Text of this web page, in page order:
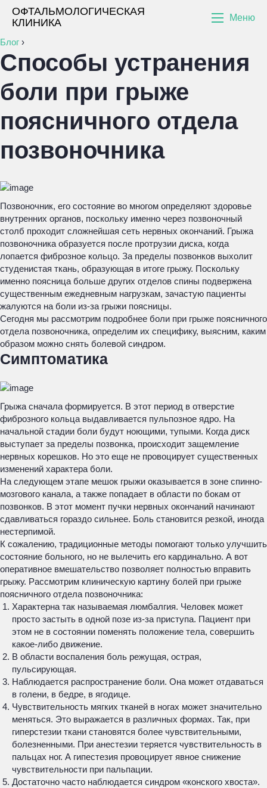
ОФТАЛЬМОЛОГИЧЕСКАЯ
КЛИНИКА
Меню
Блог ›
Способы устранения
боли при грыже
поясничного отдела
позвоночника
Позвоночник, его состояние во многом определяют здоровье
внутренних органов, поскольку именно через позвоночный
столб проходит сложнейшая сеть нервных окончаний. Грыжа
позвоночника образуется после протрузии диска, когда
лопается фиброзное кольцо. За пределы позвонков выхолит
студенистая ткань, образующая в итоге грыжу. Поскольку
именно поясница больше других отделов спины подвержена
существенным ежедневным нагрузкам, зачастую пациенты
жалуются на боли из-за грыжи поясницы.
Сегодня мы рассмотрим подробнее боли при грыже поясничного
отдела позвоночника, определим их специфику, выясним, каким
образом можно снять болевой синдром.
Симптоматика
Грыжа сначала формируется. В этот период в отверстие
фиброзного кольца выдавливается пульпозное ядро. На
начальной стадии боли будут ноющими, тупыми. Когда диск
выступает за пределы позвонка, происходит защемление
нервных корешков. Но это еще не провоцирует существенных
изменений характера боли.
На следующем этапе мешок грыжи оказывается в зоне спинно-
мозгового канала, а также попадает в области по бокам от
позвонков. В этот момент пучки нервных окончаний начинают
сдавливаться гораздо сильнее. Боль становится резкой, иногда
нестерпимой.
К сожалению, традиционные методы помогают только улучшить
состояние больного, но не вылечить его кардинально. А вот
оперативное вмешательство позволяет полностью вправить
грыжу. Рассмотрим клиническую картину болей при грыже
поясничного отдела позвоночника:
Характерна так называемая люмбалгия. Человек может
просто застыть в одной позе из-за приступа. Пациент при
этом не в состоянии поменять положение тела, совершить
какое-либо движение.
В области воспаления боль режущая, острая,
пульсирующая.
Наблюдается распространение боли. Она может отдаваться
в голени, в бедре, в ягодице.
Чувствительность мягких тканей в ногах может значительно
меняться. Это выражается в различных формах. Так, при
гиперстезии ткани становятся более чувствительными,
болезненными. При анестезии теряется чувствительность в
пальцах ног. А гипестезия провоцирует явное снижение
чувствительности при пальпации.
Достаточно часто наблюдается синдром «конского хвоста».